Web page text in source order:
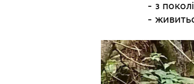
- з
-